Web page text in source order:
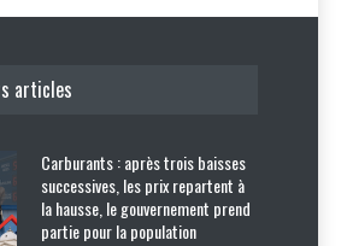
articles
Carburants : après trois baisses
successives, les prix repartent à
la hausse, le gouvernement prend
partie pour la population